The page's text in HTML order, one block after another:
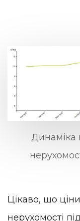
Динаміка
Цікаво, що
нерухомості